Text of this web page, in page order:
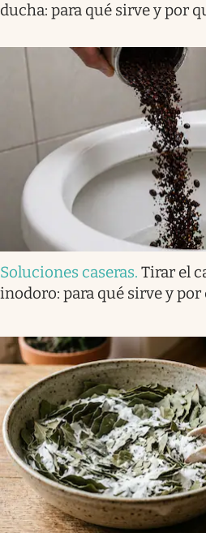
ducha: para qué sirve y por
Soluciones caseras. Tirar el
inodoro: para qué sirve y